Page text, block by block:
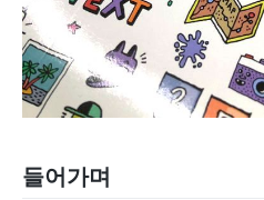
들어가며